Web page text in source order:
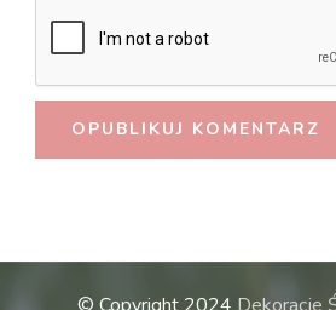
© Copyright 2024 Dekoracje